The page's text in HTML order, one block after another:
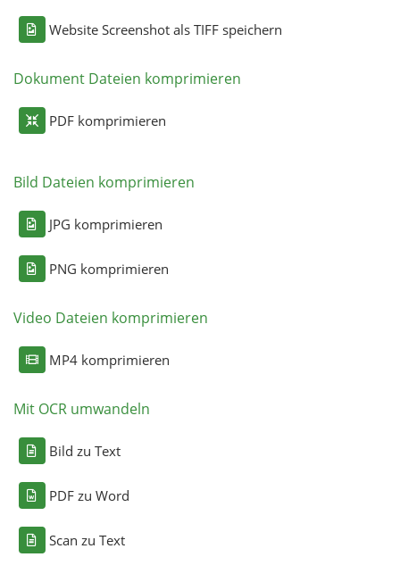
Website Screenshot als TIFF speichern
Dokument Dateien komprimieren
PDF komprimieren
Bild Dateien komprimieren
JPG komprimieren
PNG komprimieren
Video Dateien komprimieren
MP4 komprimieren
Mit OCR umwandeln
Bild zu Text
PDF zu Word
Scan zu Text